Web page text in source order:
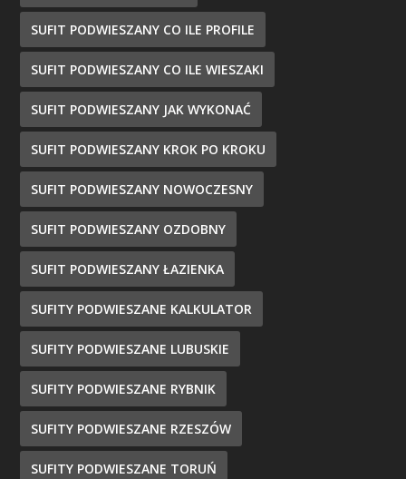
SUFIT PODWIESZANY CO ILE PROFILE
SUFIT PODWIESZANY CO ILE WIESZAKI
SUFIT PODWIESZANY JAK WYKONAĆ
SUFIT PODWIESZANY KROK PO KROKU
SUFIT PODWIESZANY NOWOCZESNY
SUFIT PODWIESZANY OZDOBNY
SUFIT PODWIESZANY ŁAZIENKA
SUFITY PODWIESZANE KALKULATOR
SUFITY PODWIESZANE LUBUSKIE
SUFITY PODWIESZANE RYBNIK
SUFITY PODWIESZANE RZESZÓW
SUFITY PODWIESZANE TORUŃ